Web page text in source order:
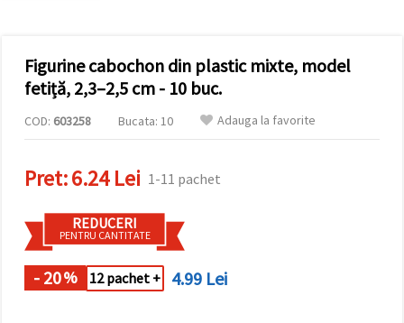
analiză și
marketing.
Puteți fi de
acord să
utilizați
toate
urile făcând
clic pe
toate!" Sau
să vă
indicați
selectând
Figurine cabochon din plastic mixte, model
fetiță, 2,3–2,5 cm - 10 buc.
COD: 603258 Bucata: 10 Adauga la favorite
Pret:6.24 Lei 1-11 pachet
REDUCERI
PENTRU CANTITATE
- 20% 12 pachet + 4.99 Lei